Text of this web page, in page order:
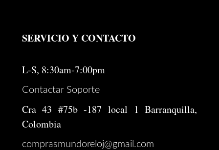
SERVICIO Y CONTACTO
L-S, 8:30am-7:00pm
Contactar Soporte
Cra 43 #75b -187 local 1 Barranquilla,
Colombia
comprasmundoreloj@gmail.com